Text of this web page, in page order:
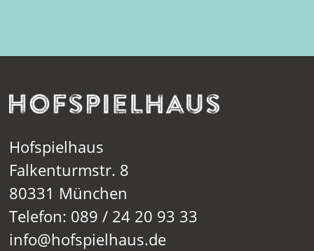
Hofspielhaus
Falkenturmstr. 8
80331 München
Telefon: 089 / 24 20 93 33
info@hofspielhaus.de